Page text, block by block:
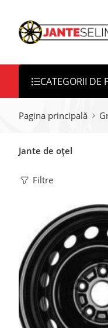
CATEGORII DE
Pagina principală
Jante de oțel
Filtre